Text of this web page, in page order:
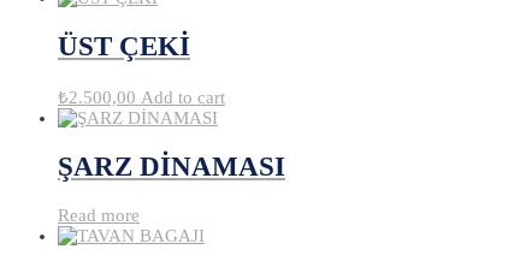
ÜST ÇEKİ
₺2.500,00 Add to cart
ŞARZ DİNAMASI
Read more